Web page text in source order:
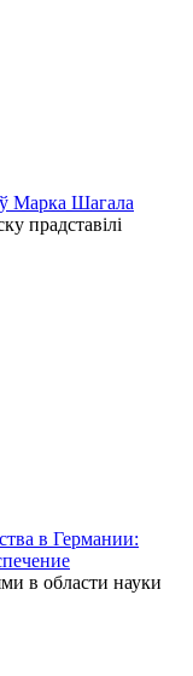
Марка Шагала
прадставілі
в Германии:
в области науки